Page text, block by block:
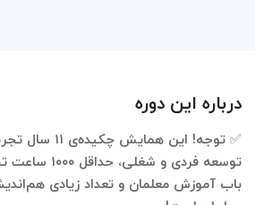
درباره این دوره
توسعه فردی و
باب آموزش معلمان و تعداد زیادی